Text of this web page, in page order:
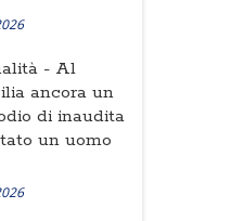
- Al
ancora un
di inaudita
un uomo